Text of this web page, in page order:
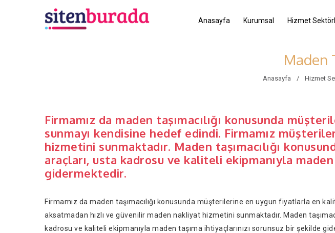
Anasayfa Kurumsal Hizmet
Maden
Anasayfa Hizmet
Firmamız da maden taşımacılığı konusunda
sunmayı kendisine hedef edindi. Firmamız
hizmetini sunmaktadır. Maden taşımacılığı
araçları, usta kadrosu ve kaliteli ekipmanıyla
gidermektedir.
Firmamız da maden taşımacılığı konusunda müşterilerine en uygun fiyatlarla en
aksatmadan hızlı ve güvenilir maden nakliyat hizmetini sunmaktadır. Maden
kadrosu ve kaliteli ekipmanıyla maden taşıma ihtiyaçlarınızı sorunsuz bir şekilde